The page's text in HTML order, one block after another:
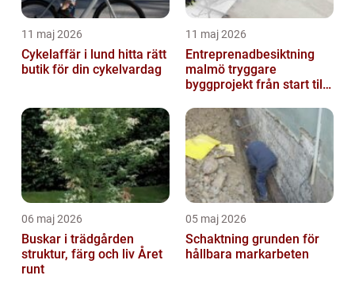
11 maj 2026
Cykelaffär i lund hitta rätt
butik för din cykelvardag
11 maj 2026
Entreprenadbesiktning
malmö tryggare
byggprojekt från start till
06 maj 2026
Buskar i trädgården
struktur, färg och liv Året
runt
05 maj 2026
Schaktning grunden för
hållbara markarbeten